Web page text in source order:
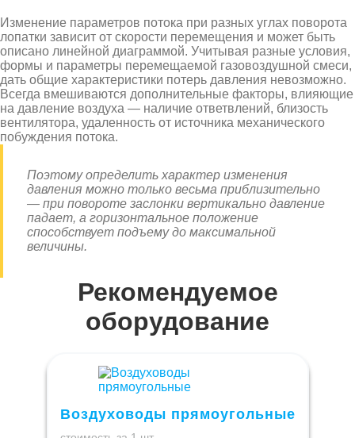
Изменение параметров потока при разных углах поворота
лопатки зависит от скорости перемещения и может быть
описано линейной диаграммой. Учитывая разные условия,
формы и параметры перемещаемой газовоздушной смеси,
дать общие характеристики потерь давления невозможно.
Всегда вмешиваются дополнительные факторы, влияющие
на давление воздуха — наличие ответвлений, близость
вентилятора, удаленность от источника механического
побуждения потока.
Поэтому определить характер изменения
давления можно только весьма приблизительно
— при повороте заслонки вертикально давление
падает, а горизонтальное положение
способствует подъему до максимальной
величины.
Рекомендуемое
оборудование
Воздуховоды прямоугольные